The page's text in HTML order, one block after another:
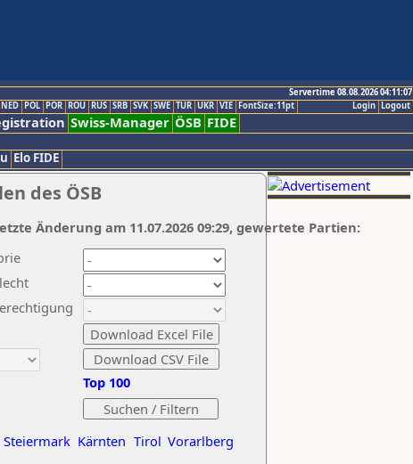
Servertime 08.08.2026 04:11:07
Logout
Login
NED POL POR ROU RUS SRB SVK SWE TUR UKR VIE FontSize:11pt
Swiss-Manager ÖSB FIDE
Elo FIDE
des ÖSB
Steiermark Kärnten Tirol Vorarlberg
Top 100
Änderung am 11.07.2026 09:29, gewertete Partien: